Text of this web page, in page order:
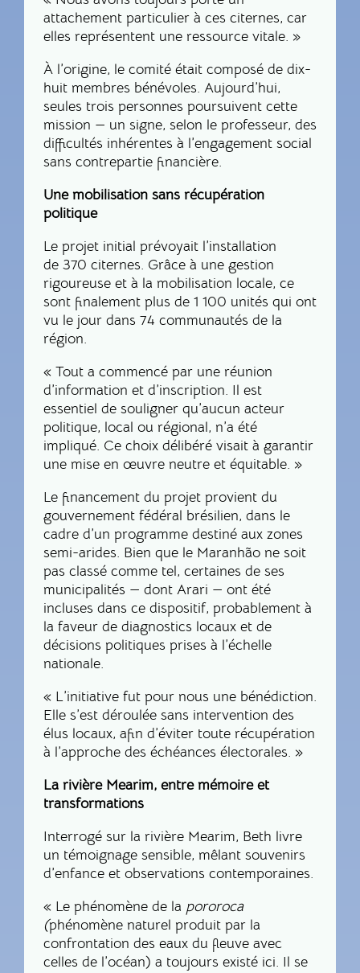
attachement particulier à ces citernes, car
elles représentent une ressource vitale. »
À l’origine, le comité était composé de dix-
huit membres bénévoles. Aujourd’hui,
seules trois personnes poursuivent cette
mission — un signe, selon le professeur, des
difficultés inhérentes à l’engagement social
sans contrepartie financière.
Une mobilisation sans récupération
politique
Le projet initial prévoyait l’installation
de 370 citernes. Grâce à une gestion
rigoureuse et à la mobilisation locale, ce
sont finalement plus de 1 100 unités qui ont
vu le jour dans 74 communautés de la
région.
« Tout a commencé par une réunion
d’information et d’inscription. Il est
essentiel de souligner qu’aucun acteur
politique, local ou régional, n’a été
impliqué. Ce choix délibéré visait à garantir
une mise en œuvre neutre et équitable. »
Le financement du projet provient du
gouvernement fédéral brésilien, dans le
cadre d’un programme destiné aux zones
semi-arides. Bien que le Maranhão ne soit
pas classé comme tel, certaines de ses
municipalités — dont Arari — ont été
incluses dans ce dispositif, probablement à
la faveur de diagnostics locaux et de
décisions politiques prises à l’échelle
nationale.
« L’initiative fut pour nous une bénédiction.
Elle s’est déroulée sans intervention des
élus locaux, afin d’éviter toute récupération
à l’approche des échéances électorales. »
La rivière Mearim, entre mémoire et
transformations
Interrogé sur la rivière Mearim, Beth livre
un témoignage sensible, mêlant souvenirs
d’enfance et observations contemporaines.
« Le phénomène de la pororoca
(phénomène naturel produit par la
confrontation des eaux du fleuve avec
celles de l’océan) a toujours existé ici. Il se